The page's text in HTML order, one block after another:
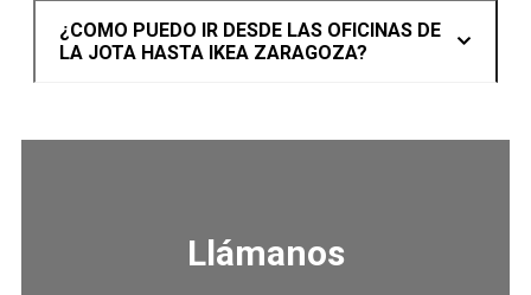
¿COMO PUEDO IR DESDE LAS OFICINAS DE
LA JOTA HASTA IKEA ZARAGOZA?
Llámanos